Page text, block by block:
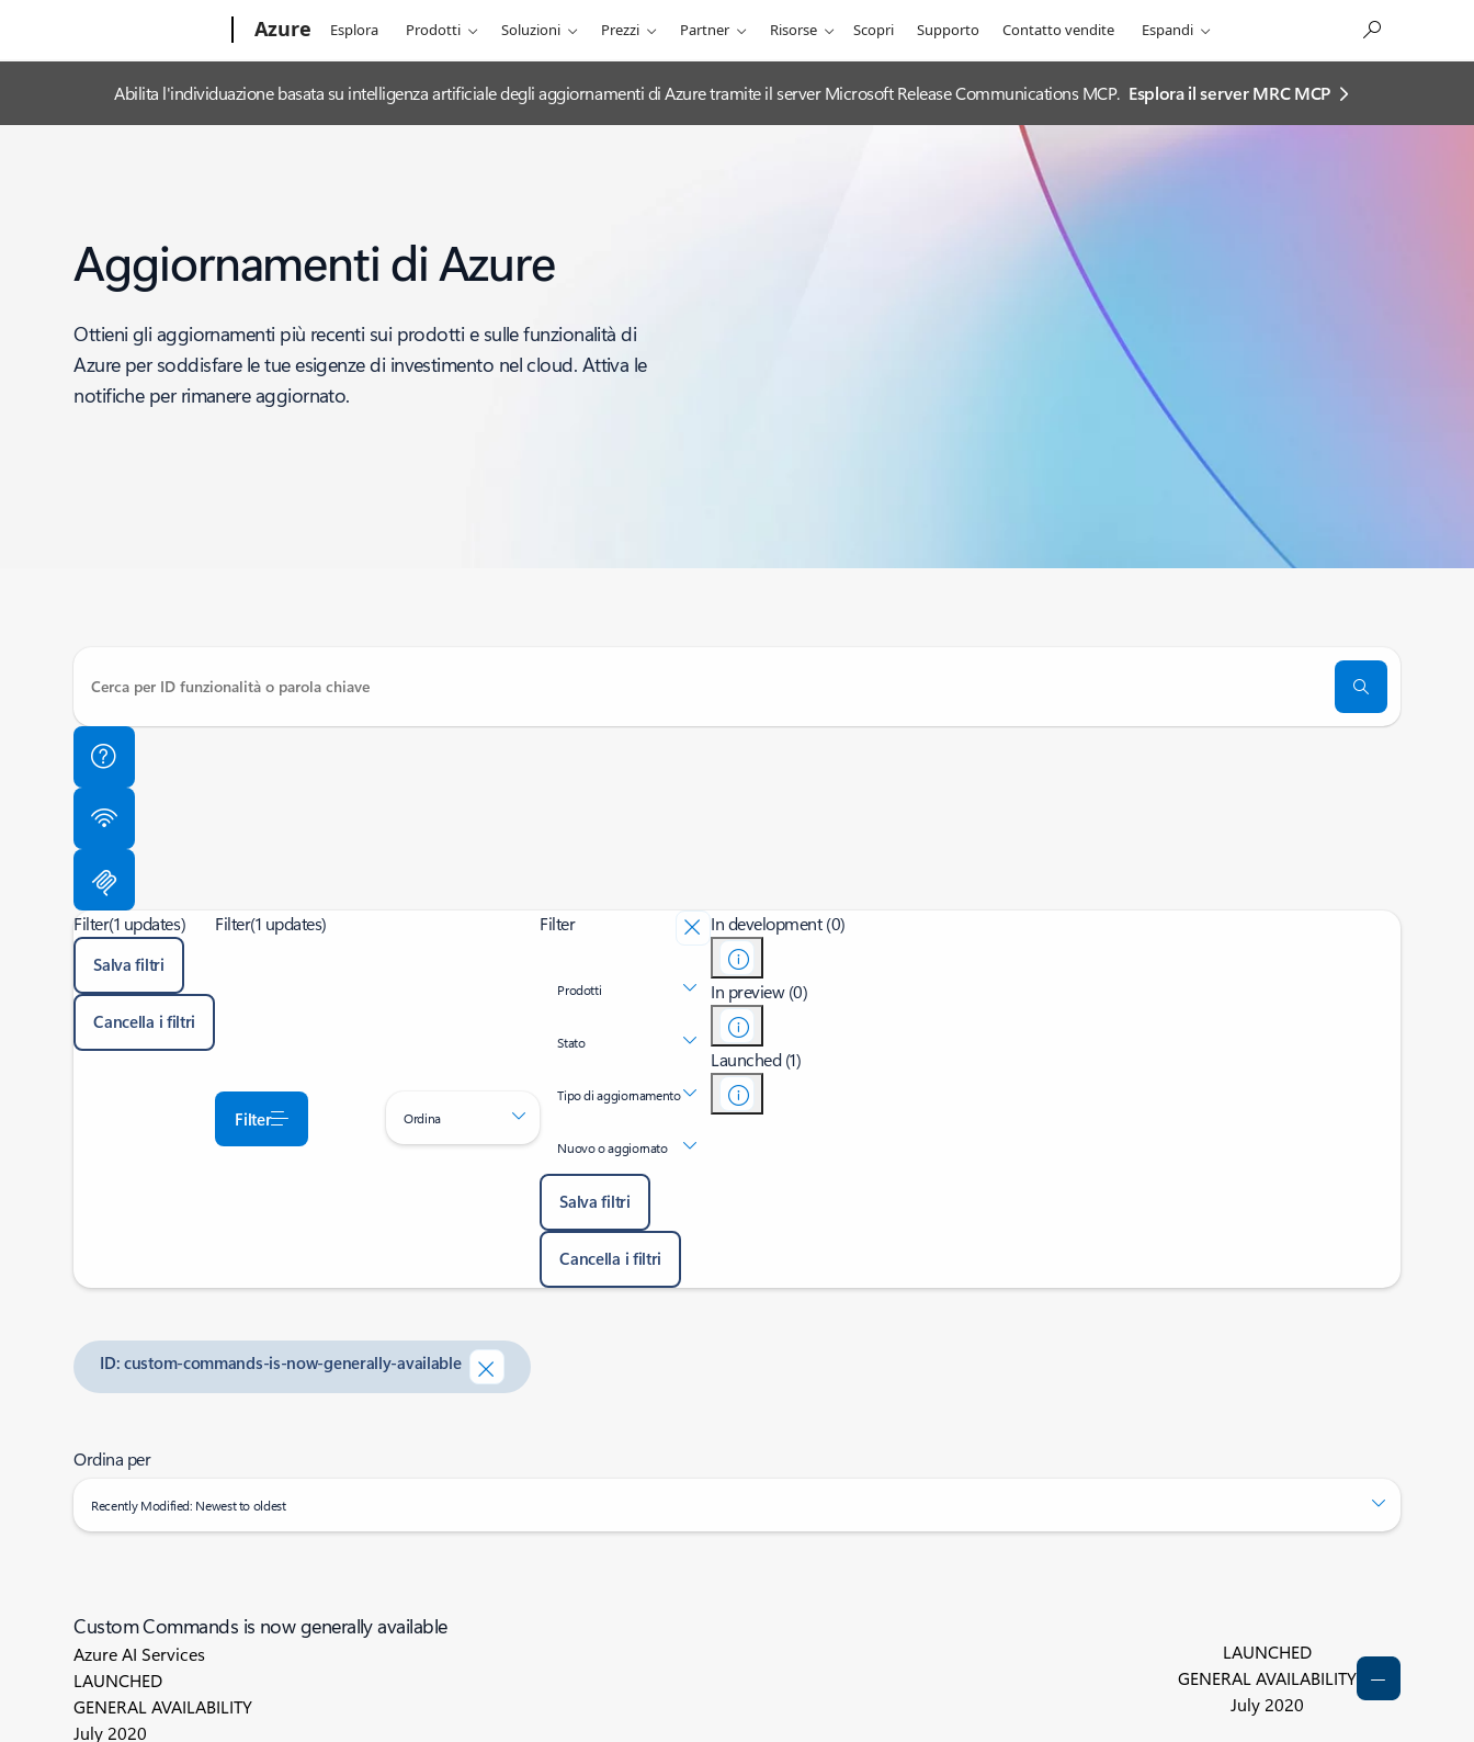
Azure Esplora Prodotti Soluzioni Prezzi Partner Risorse Scopri Supporto Contatto vendite Espandi
Abilita l'individuazione basata su intelligenza artificiale degli aggiornamenti di Azure tramite il server Microsoft Release Communications MCP. Esplora il server MRC MCP
Aggiornamenti di Azure
Ottieni gli aggiornamenti più recenti sui prodotti e sulle funzionalità di
Azure per soddisfare le tue esigenze di investimento nel cloud. Attiva le
notifiche per rimanere aggiornato.
Filter(1 updates)
Salva filtri
Cancella i filtri
Filter(1 updates)
Filter Ordina
Filter
Prodotti
Stato
Tipo di aggiornamento
Nuovo o aggiornato
Salva filtri
Cancella i filtri
In development (0)
In preview (0)
Launched (1)
ID: custom-commands-is-now-generally-available
Ordina per
Recently Modified: Newest to oldest
Custom Commands is now generally available
Azure AI Services
LAUNCHED
GENERAL AVAILABILITY
July 2020
LAUNCHED
GENERAL AVAILABILITY
July 2020